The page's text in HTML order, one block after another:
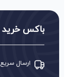
باکس خرید
ارسال